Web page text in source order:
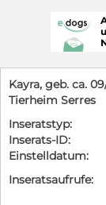
Kayra, geb. ca.
Tierheim Serres
Inseratstyp:
Inserats-ID:
Einstelldatum:
Inseratsaufrufe: